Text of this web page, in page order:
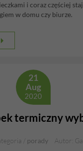
i coraz częściej
w domu czy biurze.
21
Aug
2020
termiczny
/ porady
Autor: